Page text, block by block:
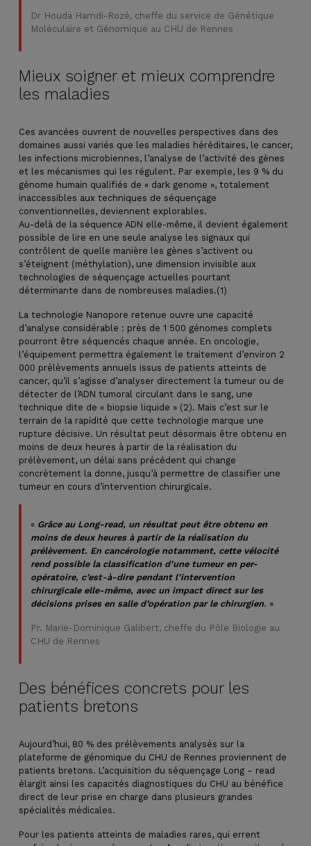
Dr Houda Hamdi-Rozé, cheffe du service de Génétique
Moléculaire et Génomique au CHU de Rennes
Mieux soigner et mieux comprendre
les maladies
Ces avancées ouvrent de nouvelles perspectives dans des
domaines aussi variés que les maladies héréditaires, le cancer,
les infections microbiennes, l’analyse de l’activité des gènes
et les mécanismes qui les régulent. Par exemple, les 9 % du
génome humain qualifiés de « dark genome », totalement
inaccessibles aux techniques de séquençage
conventionnelles, deviennent explorables.
Au-delà de la séquence ADN elle-même, il devient également
possible de lire en une seule analyse les signaux qui
contrôlent de quelle manière les gènes s’activent ou
s’éteignent (méthylation), une dimension invisible aux
technologies de séquençage actuelles pourtant
déterminante dans de nombreuses maladies.(1)
La technologie Nanopore retenue ouvre une capacité
d’analyse considérable : près de 1 500 génomes complets
pourront être séquencés chaque année. En oncologie,
l’équipement permettra également le traitement d’environ 2
000 prélèvements annuels issus de patients atteints de
cancer, qu’il s’agisse d’analyser directement la tumeur ou de
détecter de l’ADN tumoral circulant dans le sang, une
technique dite de « biopsie liquide » (2). Mais c’est sur le
terrain de la rapidité que cette technologie marque une
rupture décisive. Un résultat peut désormais être obtenu en
moins de deux heures à partir de la réalisation du
prélèvement, un délai sans précédent qui change
concrètement la donne, jusqu’à permettre de classifier une
tumeur en cours d’intervention chirurgicale.
« Grâce au Long-read, un résultat peut être obtenu en
moins de deux heures à partir de la réalisation du
prélèvement. En cancérologie notamment, cette vélocité
rend possible la classification d’une tumeur en per-
opératoire, c’est-à-dire pendant l’intervention
chirurgicale elle-même, avec un impact direct sur les
décisions prises en salle d’opération par le chirurgien. »
Pr. Marie-Dominique Galibert, cheffe du Pôle Biologie au
CHU de Rennes
Des bénéfices concrets pour les
patients bretons
Aujourd’hui, 80 % des prélèvements analysés sur la
plateforme de génomique du CHU de Rennes proviennent de
patients bretons. L’acquisition du séquençage Long – read
élargit ainsi les capacités diagnostiques du CHU au bénéfice
direct de leur prise en charge dans plusieurs grandes
spécialités médicales.
Pour les patients atteints de maladies rares, qui errent